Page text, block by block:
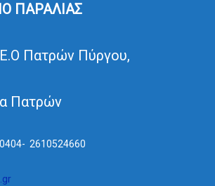
ΠΑΡΑΛΙΑΣ
Πατρών Πύργου,
Πατρών
2610524660